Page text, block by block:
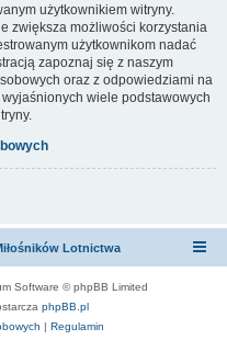
użytkownikiem witryny.
zwiększa możliwości korzystania
użytkownikom nadać
zapoznaj się z naszym
oraz z odpowiedziami na
wiele podstawowych
Lotnictwa
Software © phpBB Limited
phpBB.pl
| Regulamin